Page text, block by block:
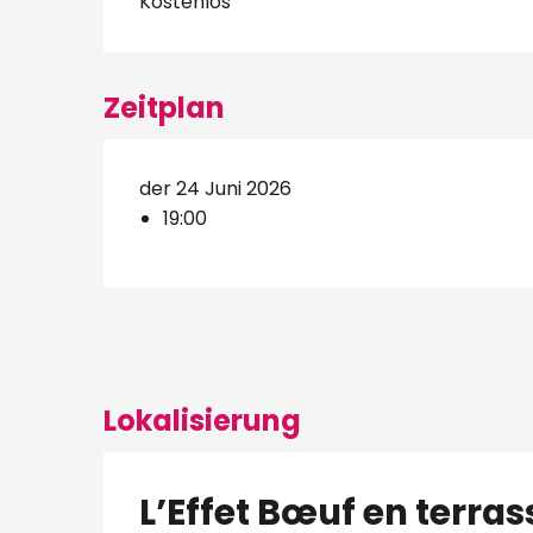
Zeitplan
der 24 Juni 2026
19:00
Lokalisierung
L’Effet Bœuf en